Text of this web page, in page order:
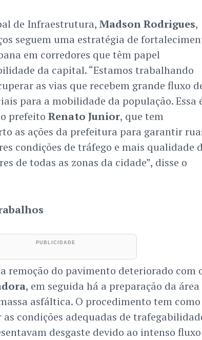
de Infraestrutura, Madson Rodrigues,
seguem uma estratégia de
em corredores que têm papel
da capital. “Estamos trabalhando
as vias que recebem grande fluxo
para a mobilidade da população. Essa
prefeito Renato Junior, que tem
as ações da prefeitura para garantir
condições de tráfego e mais qualidade
de todas as zonas da cidade”, disse o
remoção do pavimento deteriorado com
, em seguida há a preparação da área
asfáltica. O procedimento tem como
condições adequadas de
desgaste devido ao intenso fluxo